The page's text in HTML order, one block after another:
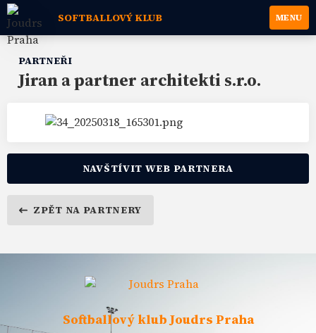
SOFTBALLOVÝ KLUB MENU
PARTNEŘI
Jiran a partner architekti s.r.o.
NAVŠTÍVIT WEB PARTNERA
ZPĚT NA PARTNERY
Softballový klub Joudrs Praha